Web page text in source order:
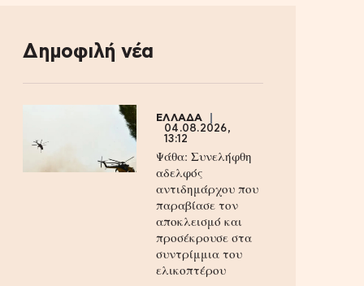
Δημοφιλή νέα
ΕΛΛΑΔΑ
04.08.2026,
13:12
Ψάθα: Συνελήφθη
αδελφός
αντιδημάρχου που
παραβίασε τον
αποκλεισμό και
προσέκρουσε στα
συντρίμμια του
ελικοπτέρου